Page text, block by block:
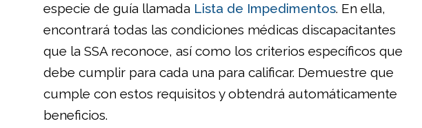
especie de guía llamada Lista de Impedimentos. En ella,
encontrará todas las condiciones médicas discapacitantes
que la SSA reconoce, así como los criterios específicos que
debe cumplir para cada una para calificar. Demuestre que
cumple con estos requisitos y obtendrá automáticamente
beneficios.